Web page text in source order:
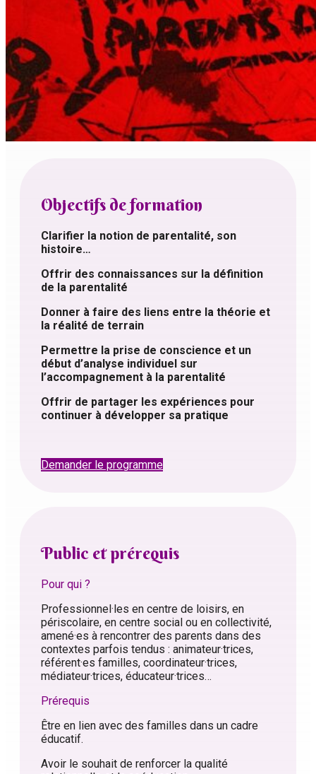
Objectifs de formation
Clarifier la notion de parentalité, son
histoire…
Offrir des connaissances sur la définition
de la parentalité
Donner à faire des liens entre la théorie et
la réalité de terrain
Permettre la prise de conscience et un
début d’analyse individuel sur
l’accompagnement à la parentalité
Offrir de partager les expériences pour
continuer à développer sa pratique
Demander le programme
Public et prérequis
Pour qui ?
Professionnel·les en centre de loisirs, en
périscolaire, en centre social ou en collectivité,
amené·es à rencontrer des parents dans des
contextes parfois tendus : animateur·trices,
référent·es familles, coordinateur·trices,
médiateur·trices, éducateur·trices…
Prérequis
Être en lien avec des familles dans un cadre
éducatif.
Avoir le souhait de renforcer la qualité